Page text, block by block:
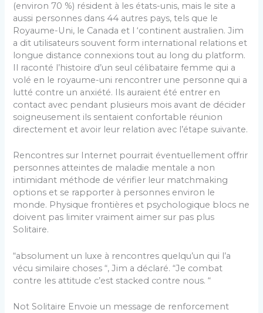
(environ 70 %) résident à les états-unis, mais le site a
aussi personnes dans 44 autres pays, tels que le
Royaume-Uni, le Canada et l ‘continent australien. Jim
a dit utilisateurs souvent form international relations et
longue distance connexions tout au long du platform.
Il raconté l’histoire d’un seul célibataire femme qui a
volé en le royaume-uni rencontrer une personne qui a
lutté contre un anxiété. Ils auraient été entrer en
contact avec pendant plusieurs mois avant de décider
soigneusement ils sentaient confortable réunion
directement et avoir leur relation avec l’étape suivante.
Rencontres sur Internet pourrait éventuellement offrir
personnes atteintes de maladie mentale a non
intimidant méthode de vérifier leur matchmaking
options et se rapporter à personnes environ le
monde. Physique frontières et psychologique blocs ne
doivent pas limiter vraiment aimer sur pas plus
Solitaire.
“absolument un luxe à rencontres quelqu’un qui l’a
vécu similaire choses “, Jim a déclaré. “Je combat
contre les attitude c’est stacked contre nous. “
Not Solitaire Envoie un message de renforcement